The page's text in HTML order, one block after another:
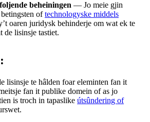
beheiningen — Jo meie gjin
oftechnologyske middels
oaren juridysk behinderje om wat ek te
de lisinsje tastiet.
lisinsje te hâlden foar eleminten fan it
fan it publike domein of as jo
is troch in tapaslike útsûndering of